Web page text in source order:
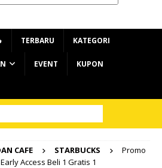
TERBARU KATEGORI
EVENT KUPON
CAFE STARBUCKS
Promo
Access Beli 1 Gratis 1